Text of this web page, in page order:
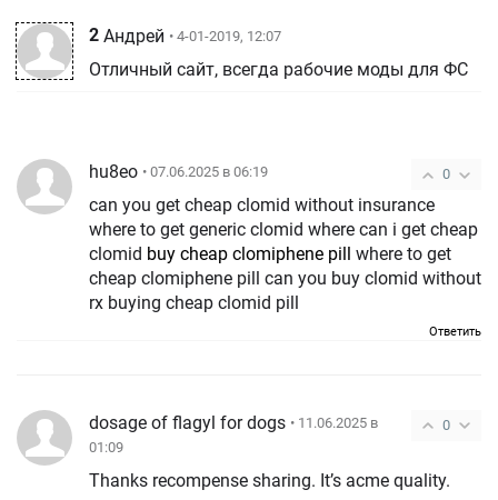
2 Андрей • 4-01-2019, 12:07
Отличный сайт, всегда рабочие моды для ФС
0
hu8eo • 07.06.2025 в 06:19
can you get cheap clomid without insurance
where to get generic clomid where can i get cheap
clomid buy cheap clomiphene pill where to get
cheap clomiphene pill can you buy clomid without
rx buying cheap clomid pill
Ответить
0
dosage of flagyl for dogs • 11.06.2025 в
01:09
Thanks recompense sharing. It’s acme quality.